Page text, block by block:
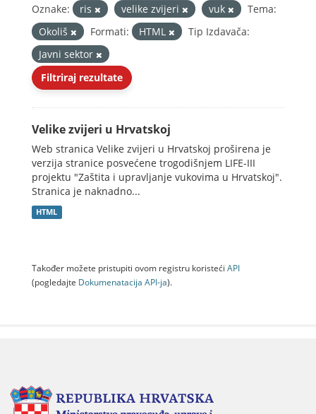
Oznake: ris velike zvijeri vuk
Tema:
Okoliš
Formati: HTML
Tip Izdavača:
Javni sektor
Filtriraj rezultate
Velike zvijeri u Hrvatskoj
Web stranica Velike zvijeri u Hrvatskoj proširena je
verzija stranice posvećene trogodišnjem LIFE-III
projektu "Zaštita i upravljanje vukovima u Hrvatskoj".
Stranica je naknadno...
HTML
Također možete pristupiti ovom registru koristeći API
(pogledajte Dokumenаtаcijа API-jа).